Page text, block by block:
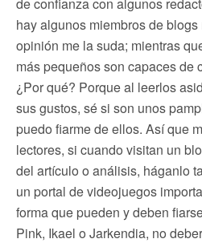
hay algunos miembros de
opinión me la suda; mientras
más pequeños son capaces de
¿Por qué? Porque al leerlos
sus gustos, sé si son unos
puedo fiarme de ellos. Así que
lectores, si cuando visitan un
del artículo o análisis, háganlo
un portal de videojuegos
forma que pueden y deben
Pink, Ikael o Jarkendia, no